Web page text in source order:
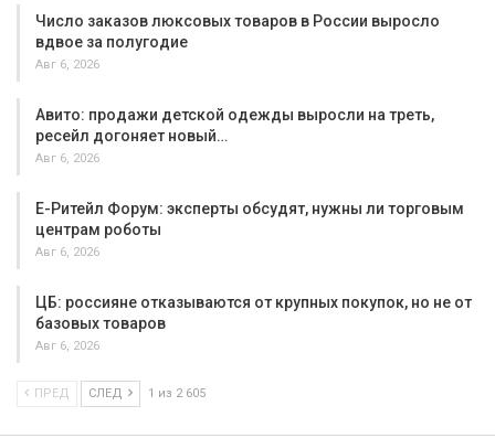
Число заказов люксовых товаров в России выросло
вдвое за полугодие
Авг 6, 2026
Авито: продажи детской одежды выросли на треть,
ресейл догоняет новый…
Авг 6, 2026
Е-Ритейл Форум: эксперты обсудят, нужны ли торговым
центрам роботы
Авг 6, 2026
ЦБ: россияне отказываются от крупных покупок, но не от
базовых товаров
Авг 6, 2026
ПРЕД СЛЕД 1 из 2 605